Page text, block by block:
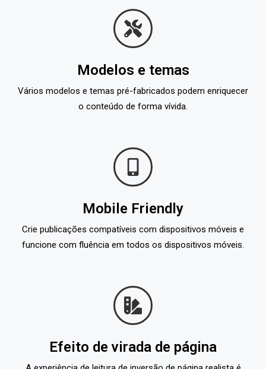
Modelos e temas
Vários modelos e temas pré-fabricados podem enriquecer
o conteúdo de forma vívida.
Mobile Friendly
Crie publicações compatíveis com dispositivos móveis e
funcione com fluência em todos os dispositivos móveis.
Efeito de virada de página